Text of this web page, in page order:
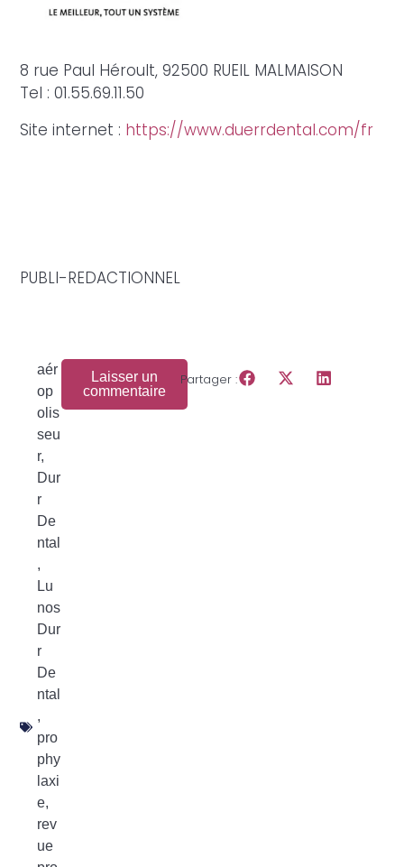
8 rue Paul Héroult, 92500 RUEIL MALMAISON
Tel : 01.55.69.11.50
Site internet : https://www.duerrdental.com/fr
PUBLI-REDACTIONNEL
aér
op
olis
seu
r,
Dur
r
De
ntal
,
Lu
nos
Dur
r
De
ntal
,
pro
phy
laxi
e,
rev
ue
Laisser un
commentaire
Partager :